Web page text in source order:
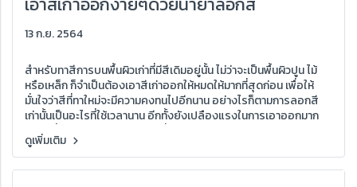
13 ก.ย. 2564
สำหรับทาสีการบนพื้นผิวเก่าที่มีสีเดิมอยู่นั้น ไม่ว่าจะเป็นพื้นผิวปูน ไม้
หรือเหล็ก ก็จำเป็นต้องเอาสีเก่าออกให้หมดให้มากที่สุดก่อน เพื่อให้
มั่นใจว่าสีที่ทาใหม่จะมีความคงทนไปอีกนาน อย่างไรก็ตามการลอกสี
เก่านั้นเป็นอะไรที่ใช้เวลานาน อีกทั้งยังเปลืองแรงในการเอาออกมาก
การใช้น้ำยาลอกสีถือเป็นอีกวิธีที่ช่วยผ่อนแรงได้มาก
ดูเพิ่มเติม